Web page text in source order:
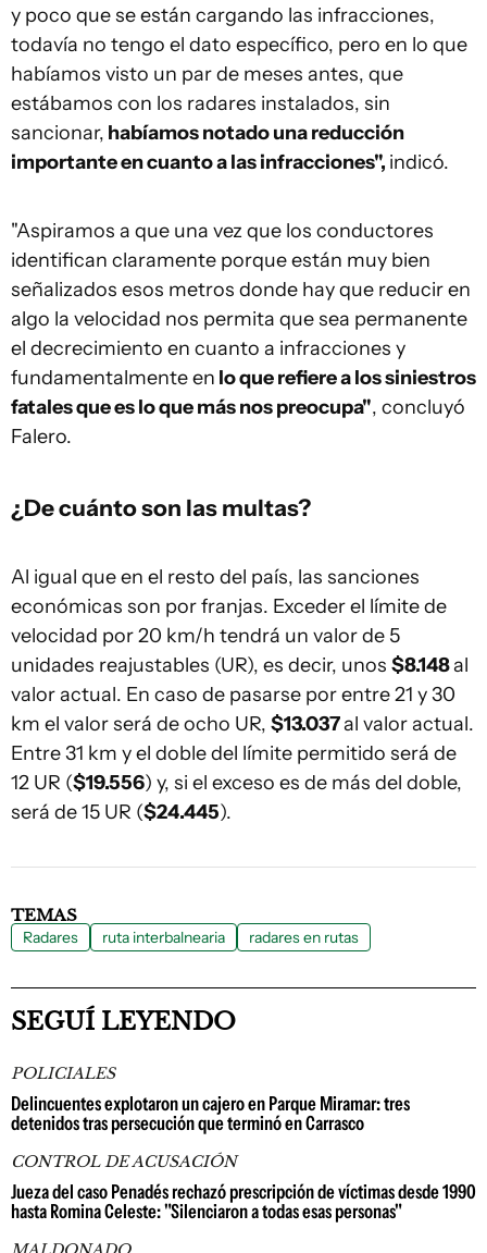
y poco que se están cargando las infracciones,
todavía no tengo el dato específico, pero en lo que
habíamos visto un par de meses antes, que
estábamos con los radares instalados, sin
sancionar, habíamos notado una reducción
importante en cuanto a las infracciones", indicó.
"Aspiramos a que una vez que los conductores
identifican claramente porque están muy bien
señalizados esos metros donde hay que reducir en
algo la velocidad nos permita que sea permanente
el decrecimiento en cuanto a infracciones y
fundamentalmente en lo que refiere a los siniestros
fatales que es lo que más nos preocupa", concluyó
Falero.
¿De cuánto son las multas?
Al igual que en el resto del país, las sanciones
económicas son por franjas. Exceder el límite de
velocidad por 20 km/h tendrá un valor de 5
unidades reajustables (UR), es decir, unos $8.148al
valor actual. En caso de pasarse por entre 21 y 30
km el valor será de ocho UR, $13.037al valor actual.
Entre 31 km y el doble del límite permitido será de
12 UR ($19.556) y, si el exceso es de más del doble,
será de 15 UR ($24.445).
TEMAS
Radares ruta interbalnearia radares en rutas
SEGUÍ LEYENDO
POLICIALES
Delincuentes explotaron un cajero en Parque Miramar: tres
detenidos tras persecución que terminó en Carrasco
CONTROL DE ACUSACIÓN
Jueza del caso Penadés rechazó prescripción de víctimas desde 1990
hasta Romina Celeste: "Silenciaron a todas esas personas"